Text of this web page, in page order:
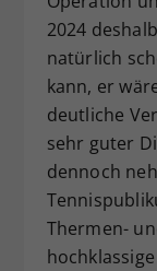
2024
natürlich
kann, er
deutliche
sehr guter
dennoch
Thermen-